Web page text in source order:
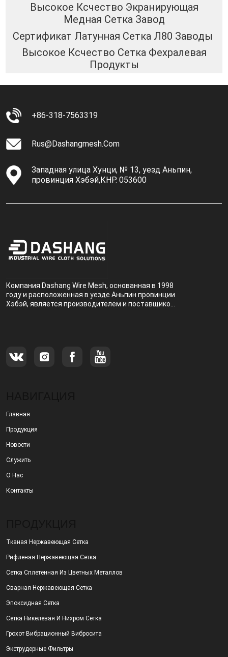
Высокое Ксчество Экранирующая
Медная Сетка Завод
Сертификат Латунная Сетка Л80 Заводы
Высокое Ксчество Сетка Фехралевая
Продукты
+86-318-7563319
Rus@dashangmesh.com
Западная улица Хунци, № 13, уезд Аньпин,
провинция Хэбэй,КНР. 053600
Компания Dashang Wire Mesh, основанная в 1998
году и расположенная в уезде Аньпин провинции
Хэбэй, является производителем и поставщиком,
Главная
Продукция
Новости
Служить
О Нас
Контакты
Тканая Нержавеющая Сетка
Рифленая Нержавеющая Сетка
Сетка Сплетенная Из Цветных Металлов
Сварная Нержавеющая Сетка
Эпоксидная Сетка
Сетка Никелевая И Нихром Сетка
Грохот Вибрационный Вибросита
Экструдерные Фильтры